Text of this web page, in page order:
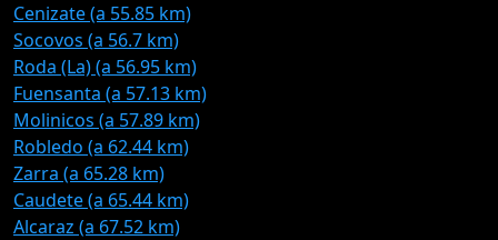
Cenizate (a 55.85 km)
Socovos (a 56.7 km)
Roda (La) (a 56.95 km)
Fuensanta (a 57.13 km)
Molinicos (a 57.89 km)
Robledo (a 62.44 km)
Zarra (a 65.28 km)
Caudete (a 65.44 km)
Alcaraz (a 67.52 km)